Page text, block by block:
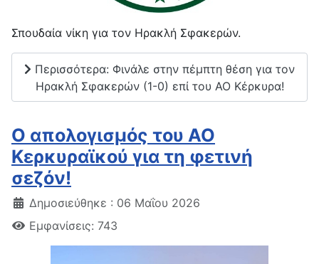
Σπουδαία νίκη για τον Ηρακλή Σφακερών.
Περισσότερα: Φινάλε στην πέμπτη θέση για τον
Ηρακλή Σφακερών (1-0) επί του ΑΟ Κέρκυρα!
Ο απολογισμός του ΑΟ
Κερκυραϊκού για τη φετινή
σεζόν!
Δημοσιεύθηκε : 06 Μαΐου 2026
Εμφανίσεις: 743